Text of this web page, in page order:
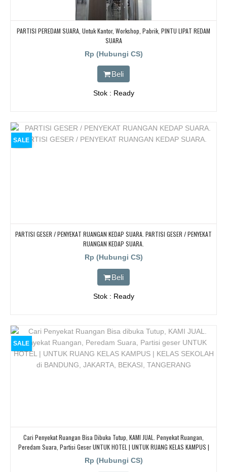
PARTISI PEREDAM SUARA, Untuk Kantor, Workshop, Pabrik, PINTU LIPAT REDAM
SUARA
Rp (Hubungi CS)
Beli
Stok : Ready
SALE
PARTISI GESER / PENYEKAT RUANGAN KEDAP SUARA. PARTISI GESER / PENYEKAT
RUANGAN KEDAP SUARA.
Rp (Hubungi CS)
Beli
Stok : Ready
SALE
Cari Penyekat Ruangan Bisa Dibuka Tutup, KAMI JUAL. Penyekat Ruangan,
Peredam Suara, Partisi Geser UNTUK HOTEL | UNTUK RUANG KELAS KAMPUS |
KELAS SEKOLAH Di BANDUNG, JAKARTA, BEKASI, TANGERANG
Rp (Hubungi CS)